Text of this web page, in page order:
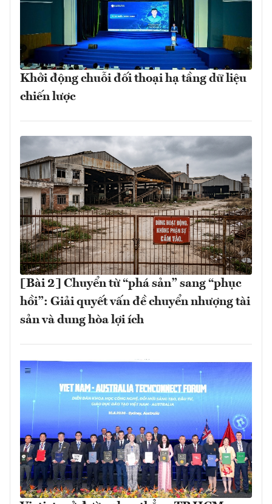
Khởi động chuỗi đối thoại hạ tầng dữ liệu
chiến lược
[Bài 2] Chuyển từ “phá sản” sang “phục
hồi”: Giải quyết vấn đề chuyển nhượng tài
sản và dung hòa lợi ích